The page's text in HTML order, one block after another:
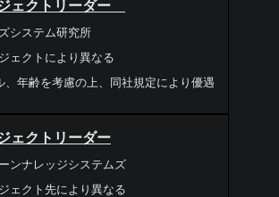
ェクトリーダー
システム研究所
ェクトにより異なる
、年齢を考慮の上、同社規定により優遇
ェクトリーダー
ンナレッジシステムズ
ェクト先により異なる